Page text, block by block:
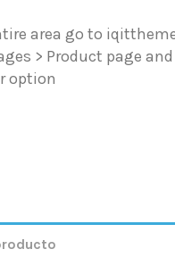
area go to
> Product page
option